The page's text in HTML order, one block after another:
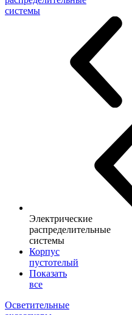
системы
Электрические
распределительные
системы
Корпус
пустотелый
Показать
все
Осветительные